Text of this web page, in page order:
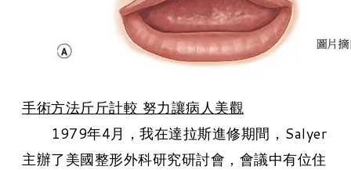
​手術方法斤斤計較 努力讓病人美觀
1979年4月，我在達拉斯進修期間，Salyer
主辦了美國整形外科研究研討會，會議中有位住